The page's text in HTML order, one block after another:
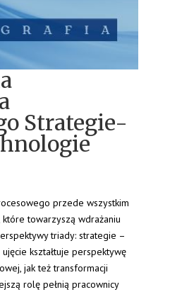
Strategie-
przede wszystkim
które towarzyszą wdrażaniu
triady: strategie –
kształtuje perspektywę
jak też transformacji
rolę pełnią pracownicy